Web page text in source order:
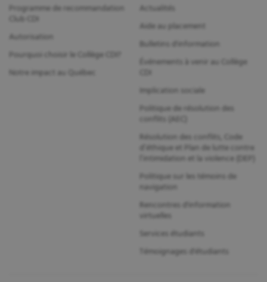
Programme de recommandation
Club CDI
Autorisation
Pourquoi choisir le Collège CDI?
Notre impact au Québec
Actualités
Aide au placement
Bulletins d'information
Événements à venir au Collège
CDI
Implication sociale
Politique de résolution des
conflits (AEC)
Résolution des conflits, Code
d’éthique et Plan de lutte contre
l’intimidation et la violence (DEP)
Politique sur les témoins de
navigation
Rencontres d'information
virtuelles
Services étudiants
Témoignages d'étudiants